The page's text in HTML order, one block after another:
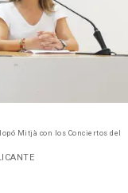
Mitjà con los Conciertos del